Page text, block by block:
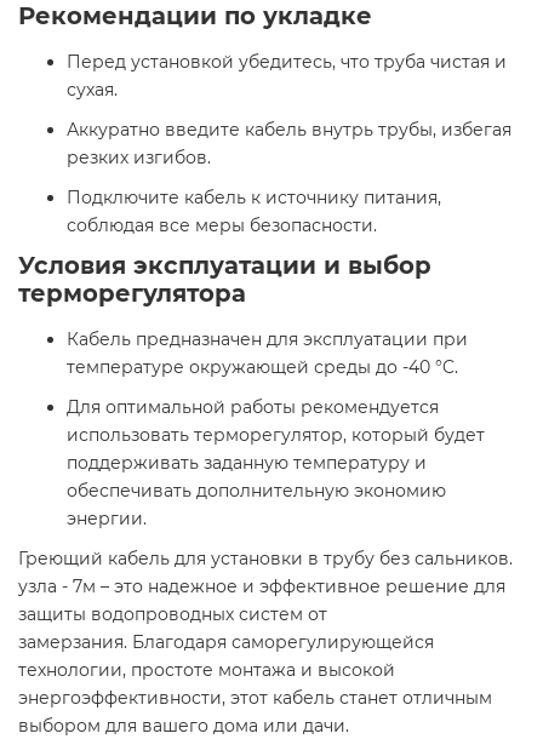
Рекомендации по укладке
Перед установкой убедитесь, что труба чистая и
сухая.
Аккуратно введите кабель внутрь трубы, избегая
резких изгибов.
Подключите кабель к источнику питания,
соблюдая все меры безопасности.​
Условия эксплуатации и выбор
терморегулятора
Кабель предназначен для эксплуатации при
температуре окружающей среды до -40 °C.
Для оптимальной работы рекомендуется
использовать терморегулятор, который будет
поддерживать заданную температуру и
обеспечивать дополнительную экономию
энергии.​
Греющий кабель для установки в трубу без сальников.
узла - 7м – это надежное и эффективное решение для
защиты водопроводных систем от
замерзания. Благодаря саморегулирующейся
технологии, простоте монтажа и высокой
энергоэффективности, этот кабель станет отличным
выбором для вашего дома или дачи.​